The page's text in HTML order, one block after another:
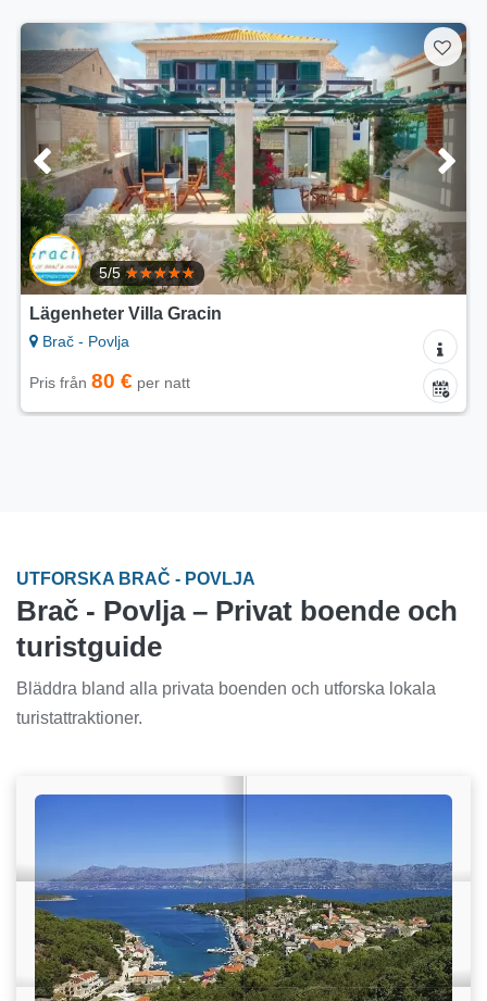
per natt
UTFORSKA BRAČ - POVLJA
Brač - Povlja – Privat boende och
turistguide
Bläddra bland alla privata boenden och utforska lokala
turistattraktioner.